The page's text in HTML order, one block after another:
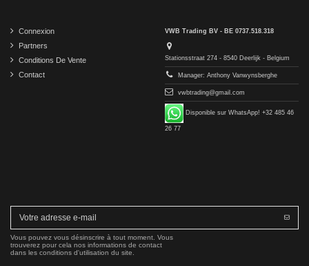
Connexion
Partners
Conditions De Vente
Contact
VWB Trading BV - BE 0737.518.318
Stationsstraat 274 - 8540 Deerlijk - Belgium
Manager: Anthony Vanwynsberghe
vwbtrading@gmail.com
Disponible sur WhatsApp! +32 485 46
26 77
Vous pouvez vous désinscrire à tout moment. Vous
trouverez pour cela nos informations de contact
dans les conditions d'utilisation du site.